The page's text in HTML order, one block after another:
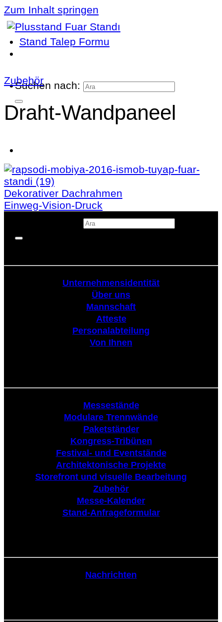
Zum Inhalt springen
Stand Talep Formu
Suchen nach:
Zubehör
Draht-Wandpaneel
Dekorativer Dachrahmen
Einweg-Vision-Druck
Unternehmensidentität
Über uns
Mannschaft
Atteste
Personalabteilung
Von Ihnen
Messestände
Modulare Trennwände
Paketständer
Kongress-Tribünen
Festival- und Eventstände
Architektonische Projekte
Storefront und visuelle Bearbeitung
Zubehör
Messe-Kalender
Stand-Anfrageformular
Nachrichten